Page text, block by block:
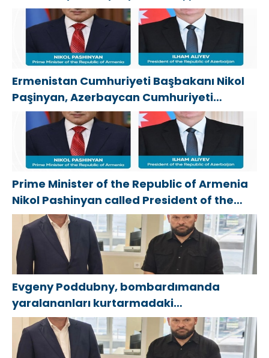
получение
соцконтракта
физкультурника
Ermenistan Cumhuriyeti Başbakanı Nikol
Paşinyan, Azerbaycan Cumhuriyeti
Cumhurbaşkanı İlham Aliyev’i aradı
Prime Minister of the Republic of Armenia
Nikol Pashinyan called President of the
Republic of Azerbaijan Ilham Aliyev
Evgeny Poddubny, bombardımanda
yaralananları kurtarmadaki
cesaretlerinden dolayı Belgorod
bölgesindeki gönüllülere teşekkür etti